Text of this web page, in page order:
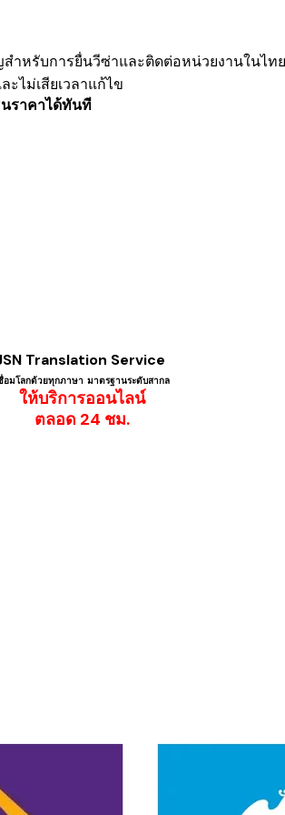
ำหรับการยื่นวีซ่าและติดต่อหน่วยงานในไท
ไม่เสียเวลาแก้ไข
นราคาได้ทันที
Translation Service
อมโลกด้วยทุกภาษา ​มาตรฐานระดับสากล
ให้บริการออนไลน์
​ตลอด 24 ชม.